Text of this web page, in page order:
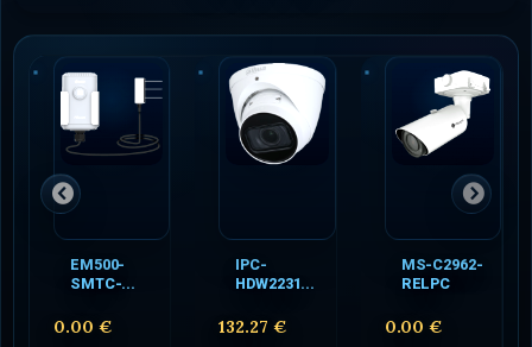
EM500-
SMTC-...
0.00 €
IPC-
HDW2231...
132.27 €
MS-C2962-
RELPC
0.00 €